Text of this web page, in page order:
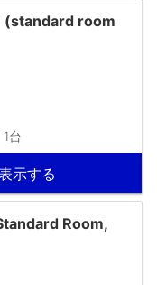
(standard room
台
示する
Room,